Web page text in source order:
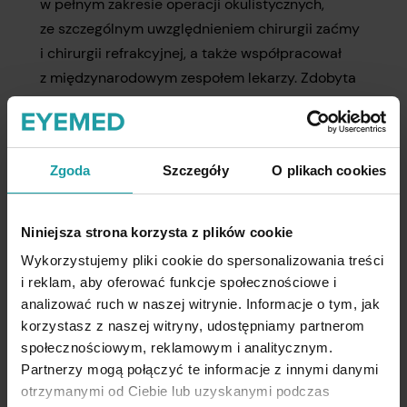
Zgoda Szczegóły O plikach cookies
Niniejsza strona korzysta z plików cookie
Wykorzystujemy pliki cookie do spersonalizowania treści
i reklam, aby oferować funkcje społecznościowe i
analizować ruch w naszej witrynie. Informacje o tym, jak
korzystasz z naszej witryny, udostępniamy partnerom
społecznościowym, reklamowym i analitycznym.
Partnerzy mogą połączyć te informacje z innymi danymi
otrzymanymi od Ciebie lub uzyskanymi podczas
w pełnym zakresie operacji okulistycznych,
ze szczególnym uwzględnieniem chirurgii zaćmy
i chirurgii refrakcyjnej, a także współpracował
z międzynarodowym zespołem lekarzy. Zdobyta
wiedza pozwoliła mu na wprowadzenie bi-
manualnej techniki MICS w Polsce,
umożliwiającej nacięcia o szerokościponiżej
1.8mm. Aktualnie dr Klonowski należy do kadry
okulistów-mikrochirurgów Centrum
Okulistycznego Eyemed, pomagając pacjentom
Dr Paweł Klonowski jest także autorem publikacji
naukowych w prestiżowych czasopismach
okulistycznych oraz współautorem kilku książek
poświęconych chirurgii zaćmy i chirurgii
refrakcyjnej rogówki.